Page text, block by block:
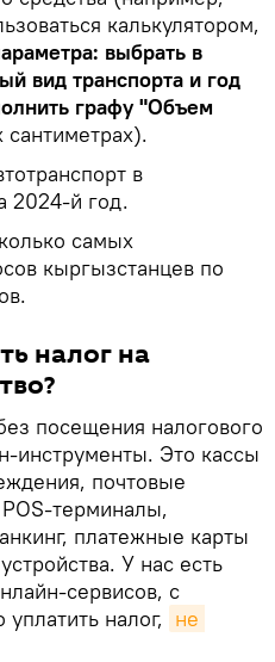
калькулятором,
выбрать в
вид транспорта и год
графу "Объем
сантиметрах).
в
2024-й год.
самых
кыргызстанцев по
налог на
посещения налогового
инструменты. Это кассы
почтовые
терминалы,
платежные карты
У нас есть
сервисов, с
налог, не